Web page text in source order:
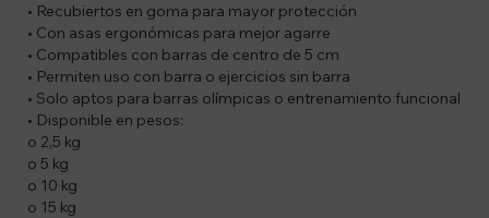
• Recubiertos en goma para mayor protección
• Con asas ergonómicas para mejor agarre
• Compatibles con barras de centro de 5 cm
• Permiten uso con barra o ejercicios sin barra
• Solo aptos para barras olímpicas o entrenamiento funcional
• Disponible en pesos:
o 2,5 kg
o 5 kg
o 10 kg
o 15 kg